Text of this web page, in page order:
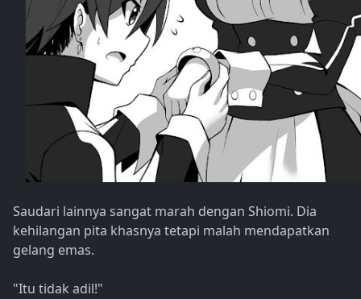
Saudari lainnya sangat marah dengan Shiomi. Dia
kehilangan pita khasnya tetapi malah mendapatkan
gelang emas.
"Itu tidak adil!"